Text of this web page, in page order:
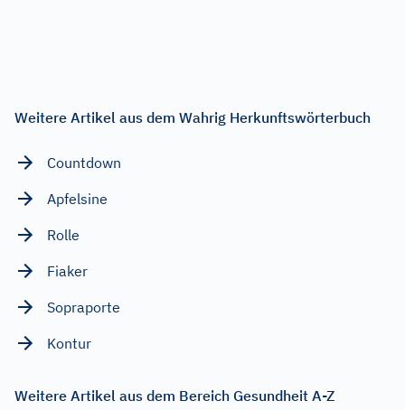
Weitere Artikel aus dem Wahrig Herkunftswörterbuch
Countdown
Apfelsine
Rolle
Fiaker
Sopraporte
Kontur
Weitere Artikel aus dem Bereich Gesundheit A-Z